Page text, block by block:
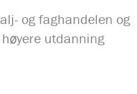
og faghandelen og
utdanning